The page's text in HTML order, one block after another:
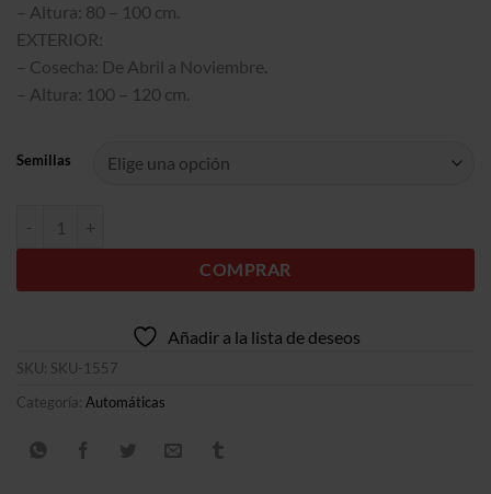
– Altura: 80 – 100 cm.
EXTERIOR:
– Cosecha: De Abril a Noviembre.
– Altura: 100 – 120 cm.
Semillas
COMPRAR
Añadir a la lista de deseos
SKU: SKU-1557
Categoría: Automáticas